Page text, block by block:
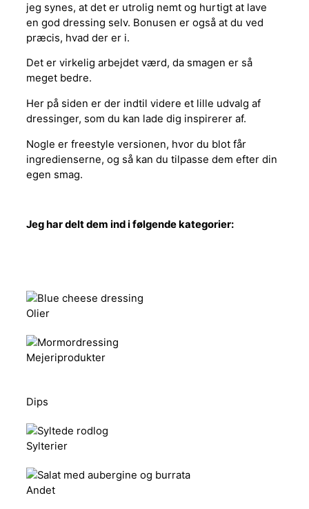
jeg synes, at det er utrolig nemt og hurtigt at lave
en god dressing selv. Bonusen er også at du ved
præcis, hvad der er i.
Det er virkelig arbejdet værd, da smagen er så
meget bedre.
Her på siden er der indtil videre et lille udvalg af
dressinger, som du kan lade dig inspirerer af.
Nogle er freestyle versionen, hvor du blot får
ingredienserne, og så kan du tilpasse dem efter din
egen smag.
Jeg har delt dem ind i følgende kategorier:
Olier
Mejeriprodukter
Dips
Sylterier
Andet